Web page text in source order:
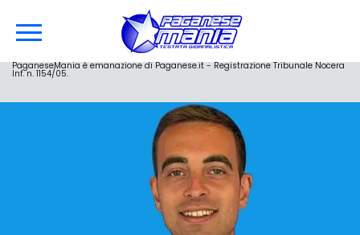
PaganeseMania è emanazione di Paganese.it - Registrazione Tribunale Nocera
Inf. n. 1154/05.